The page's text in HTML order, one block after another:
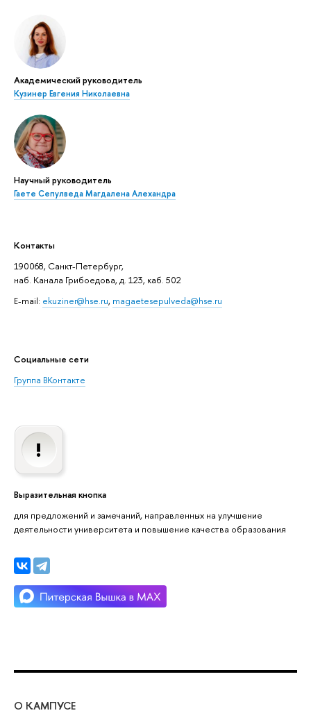
Академический руководитель
Кузинер Евгения Николаевна
Научный руководитель
Гаете Сепулведа Магдалена Алехандра
Контакты
190068, Санкт-Петербург,
наб. Канала Грибоедова, д. 123, каб. 502
E-mail: ekuziner@hse.ru, magaetesepulveda@hse.ru
Социальные сети
Группа ВКонтакте
Выразительная кнопка
для предложений и замечаний, направленных на улучшение
деятельности университета и повышение качества образования
О КАМПУСЕ